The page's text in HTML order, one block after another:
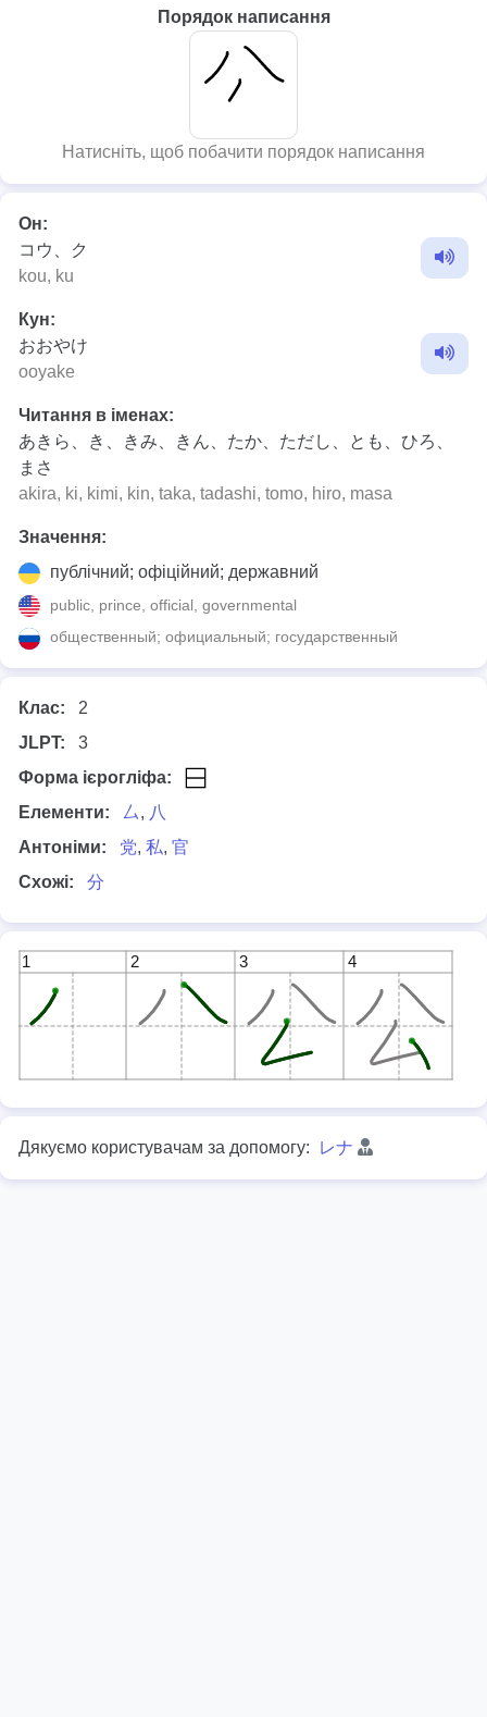
Порядок написання
Натисніть, щоб побачити порядок написання
Он:
コウ、ク
kou, ku
Кун:
おおやけ
ooyake
Читання в іменах:
あきら、き、きみ、きん、たか、ただし、とも、ひろ、
まさ
akira, ki, kimi, kin, taka, tadashi, tomo, hiro, masa
Значення:
публічний; офіційний; державний
public, prince, official, governmental
общественный; официальный; государственный
Клас:
2
JLPT:
3
Форма ієрогліфа:
Елементи:
厶, 八
Антоніми:
党, 私, 官
Схожі:
分
1 2 3 4
Дякуємо користувачам за допомогу: レナ